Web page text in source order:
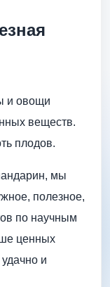
и овощи
веществ.
плодов.
мы
полезное,
по научным
ценных
и